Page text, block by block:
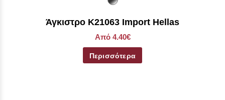
Άγκιστρο Κ21063 Import Hellas
Από 4.40€
Περισσότερα